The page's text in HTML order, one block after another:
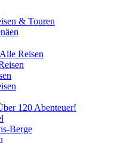
& Touren
Reisen
120 Abenteuer!
Berge